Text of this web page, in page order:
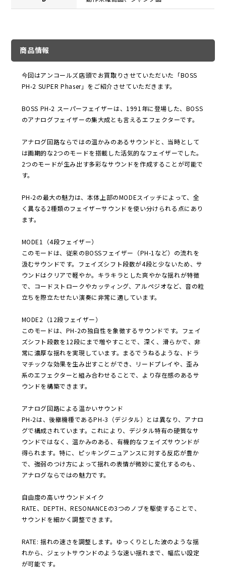
商品情報
今回はアンコールズ店頭でお買取りさせていただいた「BOSS
PH-2 SUPER Phaser」をご紹介させていただきます。
BOSS PH-2 スーパーフェイザーは、1991年に登場した、BOSS
のアナログフェイザーの集大成とも言えるエフェクターです。
アナログ回路ならではの温かみのあるサウンドと、当時として
は画期的な2つのモードを搭載した活気的なフェイザーでした。
2つのモードが生み出す多彩なサウンドを作成することが可能で
す。
PH-2の最大の魅力は、本体上部のMODEスイッチによって、全
く異なる2種類のフェイザーサウンドを使い分けられる点にあり
ます。
MODE1（4段フェイザー）
このモードは、従来のBOSSフェイザー（PH-1など）の流れを
汲むサウンドです。フェイズシフト段数が4段と少ないため、サ
ウンドはクリアで軽やか。キラキラとした爽やかな揺れが特徴
で、コードストロークやカッティング、アルペジオなど、音の粒
立ちを際立たせたい演奏に非常に適しています。
MODE2（12段フェイザー）
このモードは、PH-2の独自性を象徴するサウンドです。フェイ
ズシフト段数を12段にまで増やすことで、深く、滑らかで、非
常に濃厚な揺れを実現しています。まるでうねるような、ドラ
マチックな効果を生み出すことができ、リードプレイや、歪み
系のエフェクターと組み合わせることで、より存在感のあるサ
ウンドを構築できます。
アナログ回路による温かいサウンド
PH-2は、後継機種であるPH-3（デジタル）とは異なり、アナロ
グで構成されています。これにより、デジタル特有の硬質なサ
ウンドではなく、温かみのある、有機的なフェイズサウンドが
得られます。特に、ピッキングニュアンスに対する反応が豊か
で、強弱のつけ方によって揺れの表情が微妙に変化するのも、
アナログならではの魅力です。
自由度の高いサウンドメイク
RATE、DEPTH、RESONANCEの3つのノブを駆使することで、
サウンドを細かく調整できます。
RATE: 揺れの速さを調整します。ゆっくりとした波のような揺
れから、ジェットサウンドのような速い揺れまで、幅広い設定
が可能です。